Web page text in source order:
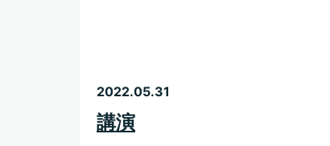
2022.05.31
講演